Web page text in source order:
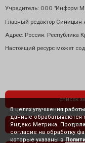
Учредитель: ООО "Информ
Главный редактор Синицын
Адрес: Россия. Республика
Настоящий ресурс может
список
В целях улучшения
данные обрабатываются
Яндекс.Метрика.
согласие на обработку
которые указаны в